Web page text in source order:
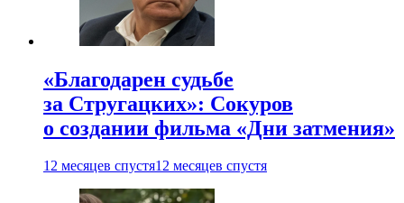
«Благодарен судьбе
за Стругацких»: Сокуров
о создании фильма «Дни затмения»
12 месяцев спустя12 месяцев спустя